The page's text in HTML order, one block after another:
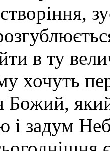
в ту
хочуть
Божий,
і задум